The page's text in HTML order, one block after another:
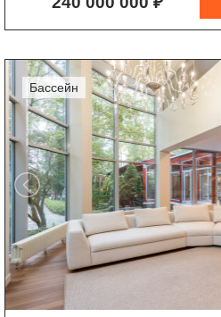
бассейн